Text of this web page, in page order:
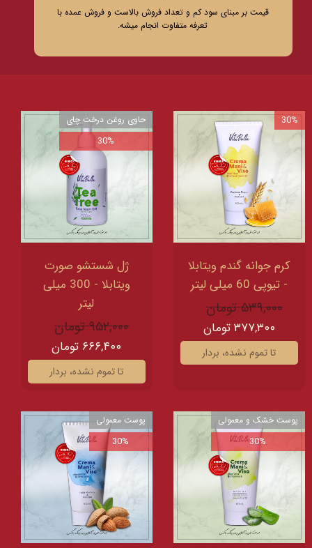
قیمت بر مبنای سود کم و تعداد فروش بالاست و فروش عمده با
تعرفه متفاوت انجام میشه.
کرم جوانه گندم ویتابلا
- تیوپی 60 میلی‌ لیتر
۵۳۹,۰۰۰ تومان
۳۷۷,۳۰۰ تومان
تا تموم نشده، بردار
30%
ژل شستشو صورت
ویتابلا - 300 میلی
لیتر
۹۵۲,۰۰۰ تومان
۶۶۶,۴۰۰ تومان
تا تموم نشده، بردار
حاوی روغن درخت چای
30%
پوست خشک و معمولی
30%
پوست معمولی
30%